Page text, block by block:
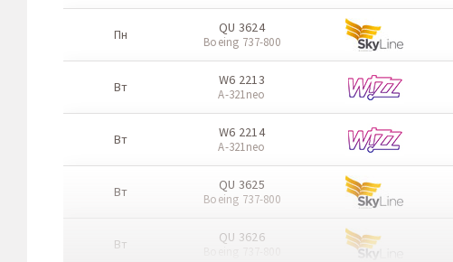
Пн QU 3624
Boeing 737-800
Вт W6 2213
A-321neo
Вт W6 2214
A-321neo
Вт QU 3625
Boeing 737-800
Вт QU 3626